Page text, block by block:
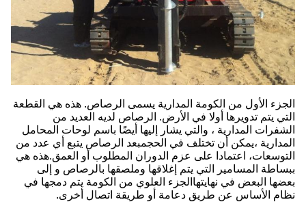
الجزء الأول من الكومة المدارية يسمى الرصاص. هذه هي القطعة
التي يتم تدويرها أولا في الأرض. الرصاص لديه العديد من
الشفرات المدارية ، والتي يشار إليها أيضًا باسم لوحات المحامل
المدارية ،يمكن أن تختلف في الحجمبعد الرصاص يتبع أي عدد من
التوسعات، اعتمادا على عزم الدوران المطلوب أو العمق.هذه هي
ببساطة المسامير التي يتم إغلاقها وملصقها بالرصاص و إلى
بعضها البعض في نهايتهاالجزء العلوي من الكومة يتم دمجها في
نظام الأساس عن طريق دعامة أو طريقة اتصال أخرى.